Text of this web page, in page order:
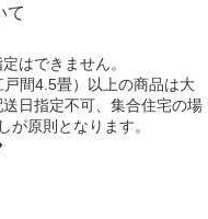
て
はできません。
間4.5畳）以上の商品は大
送日指定不可 、集合住宅の場
が原則となります。